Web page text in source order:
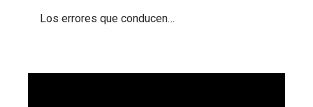
Los errores que conducen…